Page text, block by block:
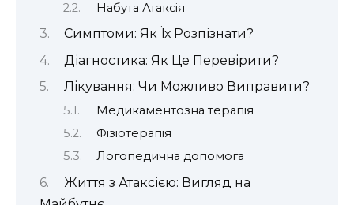
Набута Атаксія
Симптоми: Як Їх Розпізнати?
Діагностика: Як Це Перевірити?
Лікування: Чи Можливо Виправити?
Медикаментозна терапія
Фізіотерапія
Логопедична допомога
Життя з Атаксією: Вигляд на